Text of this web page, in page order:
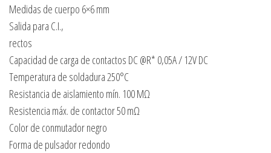
Medidas de cuerpo 6×6 mm
Salida para C.I.,
rectos
Capacidad de carga de contactos DC @R* 0,05A / 12V DC
Temperatura de soldadura 250°C
Resistancia de aislamiento mín. 100 MΩ
Resistencia máx. de contactor 50 mΩ
Color de conmutador negro
Forma de pulsador redondo